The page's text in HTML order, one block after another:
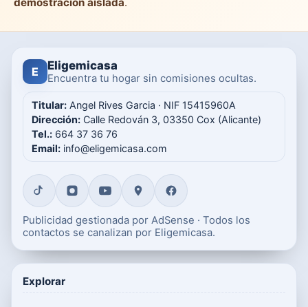
E Eligemicasa
Encuentra tu hogar sin comisiones ocultas.
Titular: Angel Rives Garcia · NIF 15415960A
Dirección: Calle Redován 3, 03350 Cox (Alicante)
Tel.: 664 37 36 76
Email: info@eligemicasa.com
Publicidad gestionada por AdSense · Todos los
contactos se canalizan por Eligemicasa.
Explorar